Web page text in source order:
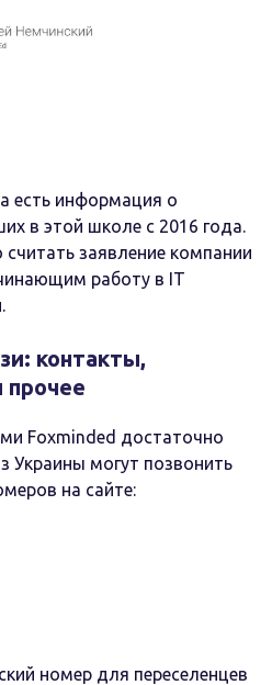
есть информация о
в этой школе с 2016 года.
заявление компании
работу в IT
контакты,
прочее
Foxminded достаточно
Украины могут позвонить
на сайте:
номер для переселенцев